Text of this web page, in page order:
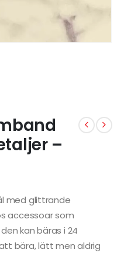
–
med glittrande
accessoar som
kan bäras i 24
bära, lätt men aldrig